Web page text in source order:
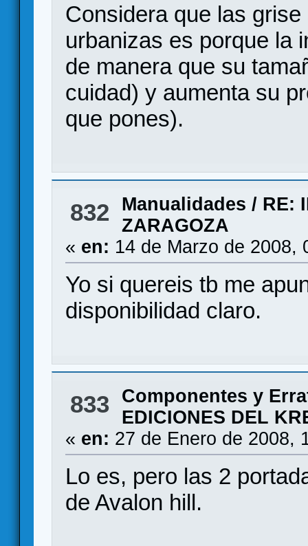
Considera que las
urbanizas es porque la
de manera que su
cuidad) y aumenta su
que pones).
832 Manualidades / RE:
ZARAGOZA
« en: 14 de Marzo de 2008,
Yo si quereis tb me
disponibilidad claro.
833
Componentes y
EDICIONES DEL
« en: 27 de Enero de 2008,
Lo es, pero las 2
de Avalon hill.